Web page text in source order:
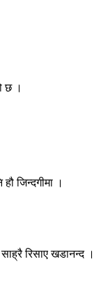
छ ।
जिन्दगीमा ।
रिसाए खडानन्द ।